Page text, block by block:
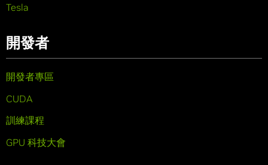
Tesla
開發者
開發者專區
CUDA
訓練課程
GPU 科技大會